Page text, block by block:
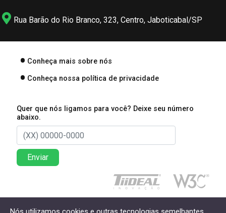
Rua Barão do Rio Branco, 323, Centro, Jaboticabal/SP
Conheça mais sobre nós
Conheça nossa política de privacidade
Quer que nós ligamos para você? Deixe seu número
abaixo.
Enviar
Direitos reservados à Lima Associados Contabilidade